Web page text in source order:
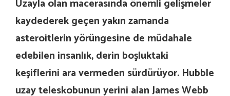
Uzayla olan macerasında önemli gelişmeler
kaydederek geçen yakın zamanda
asteroitlerin yörüngesine de müdahale
edebilen insanlık, derin boşluktaki
keşiflerini ara vermeden sürdürüyor. Hubble
uzay teleskobunun yerini alan James Webb